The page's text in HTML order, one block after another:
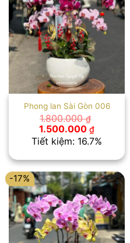
Phong lan Sài Gòn 006
1.800.000₫
Giá
gốc
là:
1.500.000 ₫Giá
hiện
tại
Tiết kiệm: 16.7%
-17%